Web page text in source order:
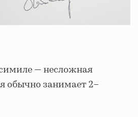
— несложная
обычно занимает 2–